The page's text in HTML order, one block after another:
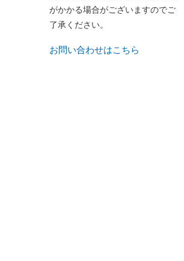
がかかる場合がございますのでご
了承ください。
お問い合わせはこちら